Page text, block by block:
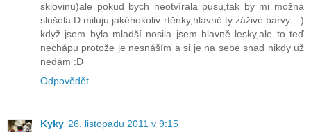
sklovinu)ale pokud bych neotvírala pusu,tak by mi možná
slušela:D miluju jakéhokoliv rtěnky,hlavně ty záživé barvy...:)
když jsem byla mladší nosila jsem hlavně lesky,ale to teď
nechápu protože je nesnáším a si je na sebe snad nikdy už
nedám :D
Odpovědět
Kyky 26. listopadu 2011 v 9:15